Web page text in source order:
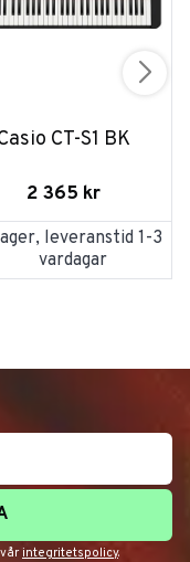
CT-S1 BK
2 365 kr
leveranstid 1-3
vardagar
integritetspolicy.